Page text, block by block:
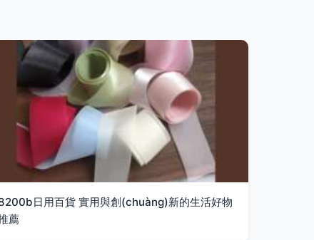
日用百貨 實用與創(chuàng)新的生活好物
薦